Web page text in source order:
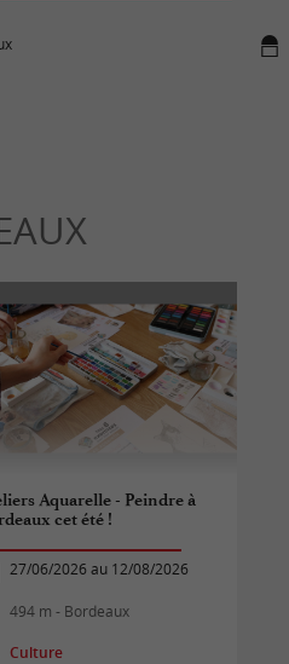
Aquarelle - Peindre à
cet été !
27/06/2026 au 12/08/2026
494 m - Bordeaux
Culture